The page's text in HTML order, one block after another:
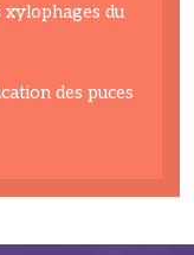
du
des puces